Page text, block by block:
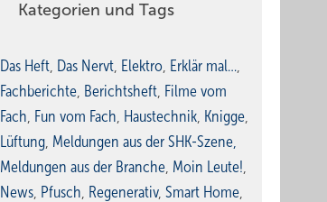
Kategorien und Tags
Das Heft, Das Nervt, Elektro, Erklär mal…,
Fachberichte, Berichtsheft, Filme vom
Fach, Fun vom Fach, Haustechnik, Knigge,
Lüftung, Meldungen aus der SHK-Szene,
Meldungen aus der Branche, Moin Leute!,
News, Pfusch, Regenerativ, Smart Home,